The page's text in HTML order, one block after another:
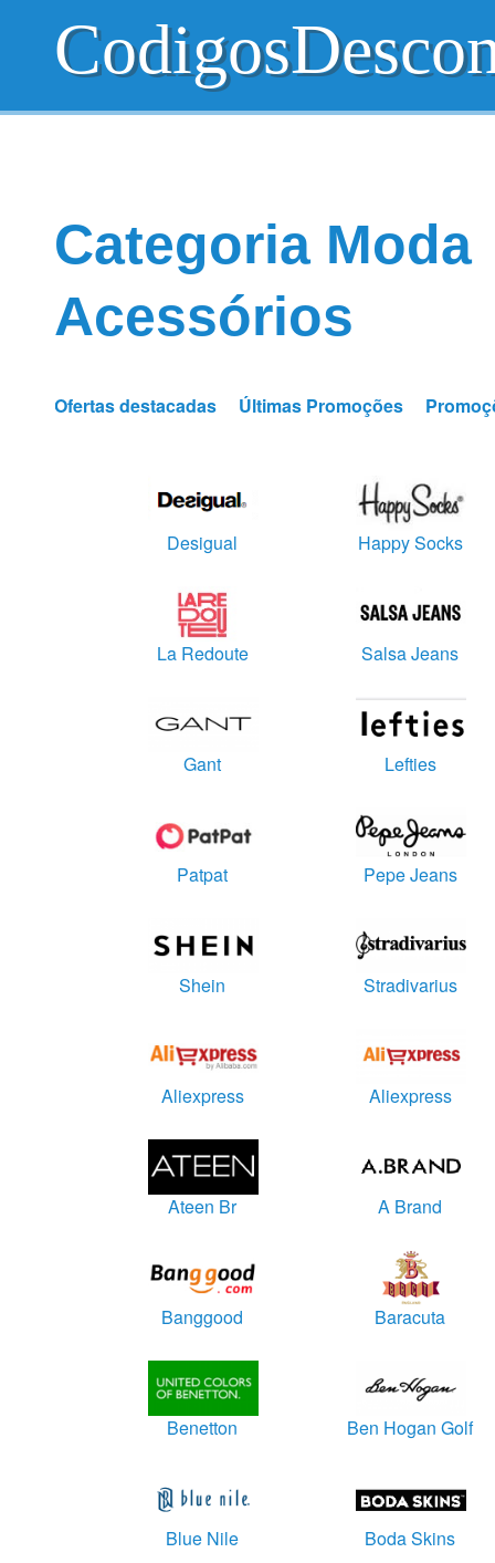
Categoria Moda
Acessórios
Ofertas destacadas Últimas Promoções
Desigual Happy Socks
La Redoute Salsa Jeans
Gant Lefties
Patpat Pepe Jeans
Shein Stradivarius
Aliexpress Aliexpress
Ateen Br A Brand
Banggood Baracuta
Benetton Ben Hogan Golf
Blue Nile Boda Skins